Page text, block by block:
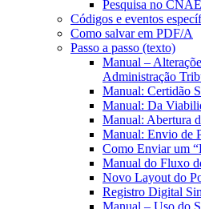
Pesquisa no CNAE
Códigos e eventos
Como salvar em PDF/A
Passo a passo (texto)
Manual –
Administração
Manual: Certidão
Manual: Da
Manual: Abertura
Manual: Envio de
Como Enviar um
Manual do Fluxo
Novo Layout do
Registro Digital
Manual – Uso do